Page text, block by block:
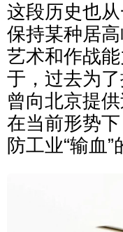
这段历史也
保持某种居
艺术和作战
于，过去为
曾向北京提
在当前形势
防工业“输血”